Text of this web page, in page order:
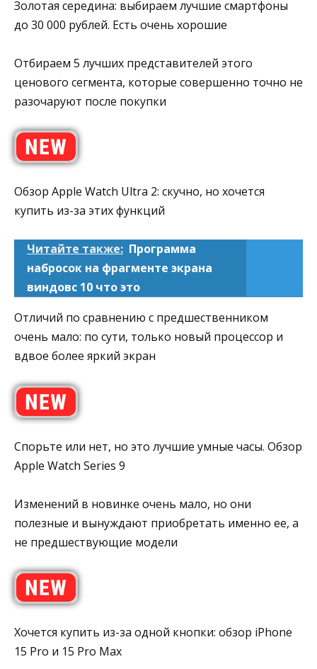
Золотая середина: выбираем лучшие смартфоны
до 30 000 рублей. Есть очень хорошие
Отбираем 5 лучших представителей этого
ценового сегмента, которые совершенно точно не
разочаруют после покупки
Обзор Apple Watch Ultra 2: скучно, но хочется
купить из-за этих функций
Читайте также: Программа
набросок на фрагменте экрана
виндовс 10 что это
Отличий по сравнению с предшественником
очень мало: по сути, только новый процессор и
вдвое более яркий экран
Спорьте или нет, но это лучшие умные часы. Обзор
Apple Watch Series 9
Изменений в новинке очень мало, но они
полезные и вынуждают приобретать именно ее, а
не предшествующие модели
Хочется купить из-за одной кнопки: обзор iPhone
15 Pro и 15 Pro Max